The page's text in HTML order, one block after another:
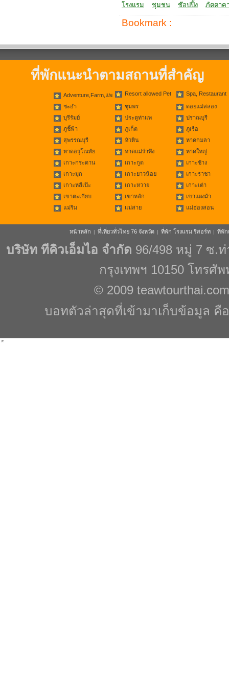
โรงแรม ชุมชน ช๊อปปิ้ง ภัตตาค
Bookmark :
ที่พักแนะนำตามสถานที่สำคัญ
Adventure,Farm,แพ Resort allowed Pet Spa, Restaurant
ชะอำ ชุมพร
ดอยแม่สลอง
บุรีรัมย์
ประตูท่าแพ
ปราณบุรี
ภูชี้ฟ้า
ภูเก็ต
ภูเรือ
สุพรรณบุรี
หัวหิน
หาดกมลา
หาดอรุโณทัย
หาดแม่รำพึง
หาดใหญ่
เกาะกระดาน
เกาะกูด
เกาะช้าง
เกาะมุก
เกาะยาวน้อย
เกาะราชา
เกาะหลีเป๊ะ
เกาะหวาย
เกาะเต่า
เขาตะเกียบ
เขาหลัก
เขาแผงม้า
แม่ริม
แม่สาย แม่ฮ่องสอน
หน้าหลัก | ที่เที่ยวทั่วไทย 76 จังหวัด | ที่พัก โรงแรม รีสอร์ท | ที่พัก
บริษัท ทีคิวเอ็มไอ จำกัด 96/498 หมู่ 7 ซ.
กรุงเทพฯ 10150 โทรศั
© 2009 teawtourthai.com
บอทตัวล่าสุดที่เข้ามาเก็บข้อมูล คือ